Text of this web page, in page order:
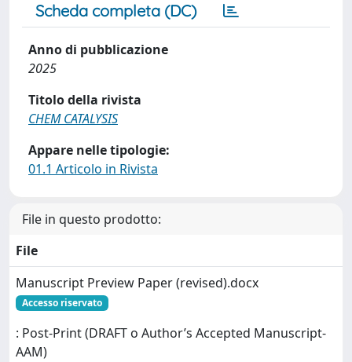
Scheda completa (DC)
Anno di pubblicazione
2025
Titolo della rivista
CHEM CATALYSIS
Appare nelle tipologie:
01.1 Articolo in Rivista
File in questo prodotto:
File
Manuscript Preview Paper (revised).docx
Accesso riservato
: Post-Print (DRAFT o Author’s Accepted Manuscript-
AAM)